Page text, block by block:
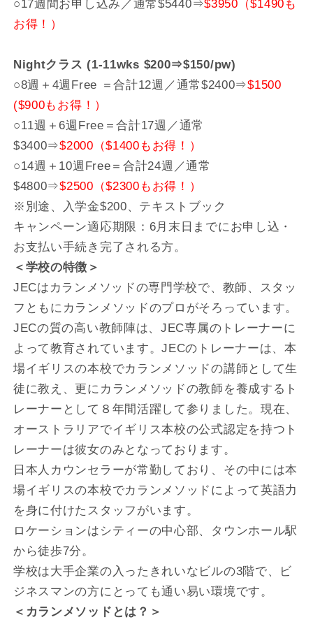
○17週間お申し込み／通常$5440⇒$3950（$1490も
お得！）
Nightクラス (1-11wks $200⇒$150/pw)
○8週＋4週Free ＝合計12週／通常$2400⇒$1500
($900もお得！）
○11週＋6週Free＝合計17週／通常
$3400⇒$2000（$1400もお得！）
○14週＋10週Free＝合計24週／通常
$4800⇒$2500（$2300もお得！）
※別途、入学金$200、テキストブック
キャンペーン適応期限：6月末日までにお申し込・
お支払い手続き完了される方。
＜学校の特徴＞
JECはカランメソッドの専門学校で、教師、スタッ
フともにカランメソッドのプロがそろっています。
JECの質の高い教師陣は、JEC専属のトレーナーに
よって教育されています。JECのトレーナーは、本
場イギリスの本校でカランメソッドの講師として生
徒に教え、更にカランメソッドの教師を養成するト
レーナーとして８年間活躍して参りました。現在、
オーストラリアでイギリス本校の公式認定を持つト
レーナーは彼女のみとなっております。
日本人カウンセラーが常勤しており、その中には本
場イギリスの本校でカランメソッドによって英語力
を身に付けたスタッフがいます。
ロケーションはシティーの中心部、タウンホール駅
から徒歩7分。
学校は大手企業の入ったきれいなビルの3階で、ビ
ジネスマンの方にとっても通い易い環境です。
＜カランメソッドとは？＞